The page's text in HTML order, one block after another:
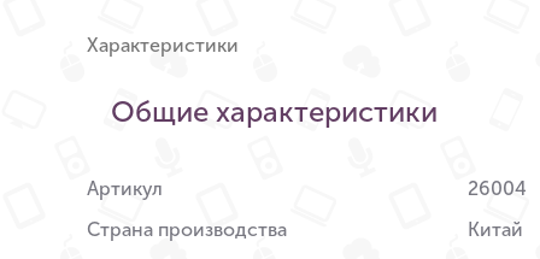
Характеристики
Общие характеристики
Артикул
26004
Страна производства
Китай